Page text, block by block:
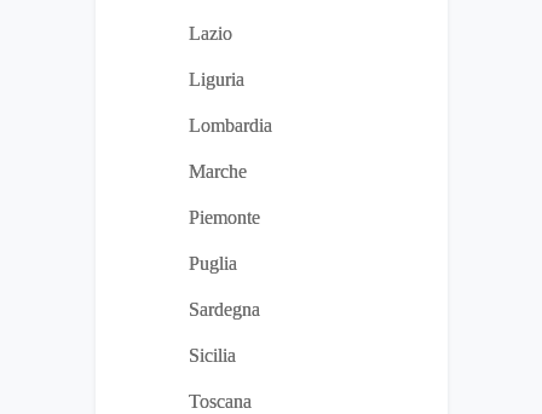
Lazio
Liguria
Lombardia
Marche
Piemonte
Puglia
Sardegna
Sicilia
Toscana